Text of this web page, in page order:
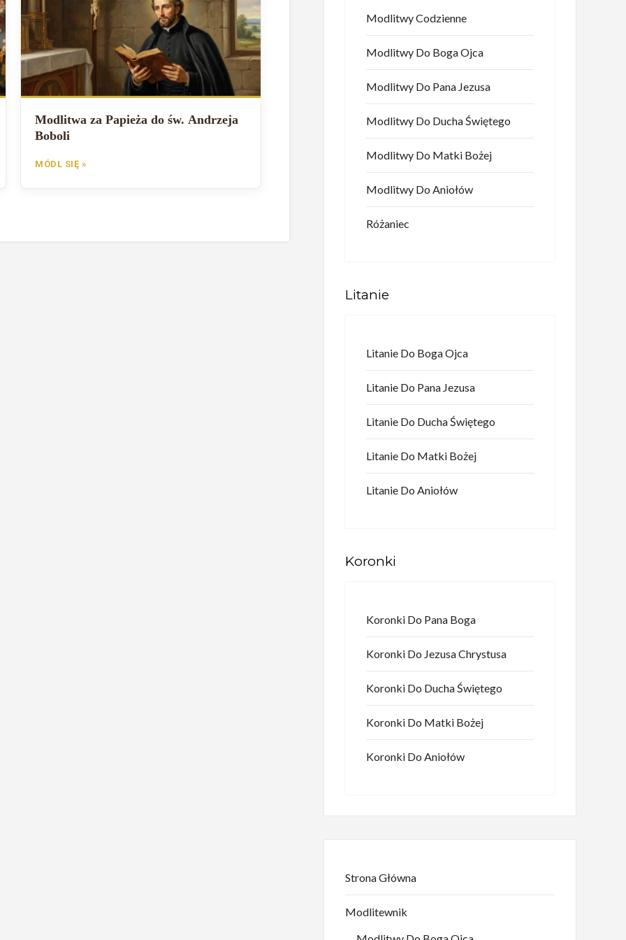
Modlitwa za Papieża do św. Andrzeja
Boboli
MÓDL SIĘ »
Modlitwy Codzienne
Modlitwy Do Boga Ojca
Modlitwy Do Pana Jezusa
Modlitwy Do Ducha Świętego
Modlitwy Do Matki Bożej
Modlitwy Do Aniołów
Różaniec
Litanie
Litanie Do Boga Ojca
Litanie Do Pana Jezusa
Litanie Do Ducha Świętego
Litanie Do Matki Bożej
Litanie Do Aniołów
Koronki
Koronki Do Pana Boga
Koronki Do Jezusa Chrystusa
Koronki Do Ducha Świętego
Koronki Do Matki Bożej
Koronki Do Aniołów
Strona Główna
Modlitewnik